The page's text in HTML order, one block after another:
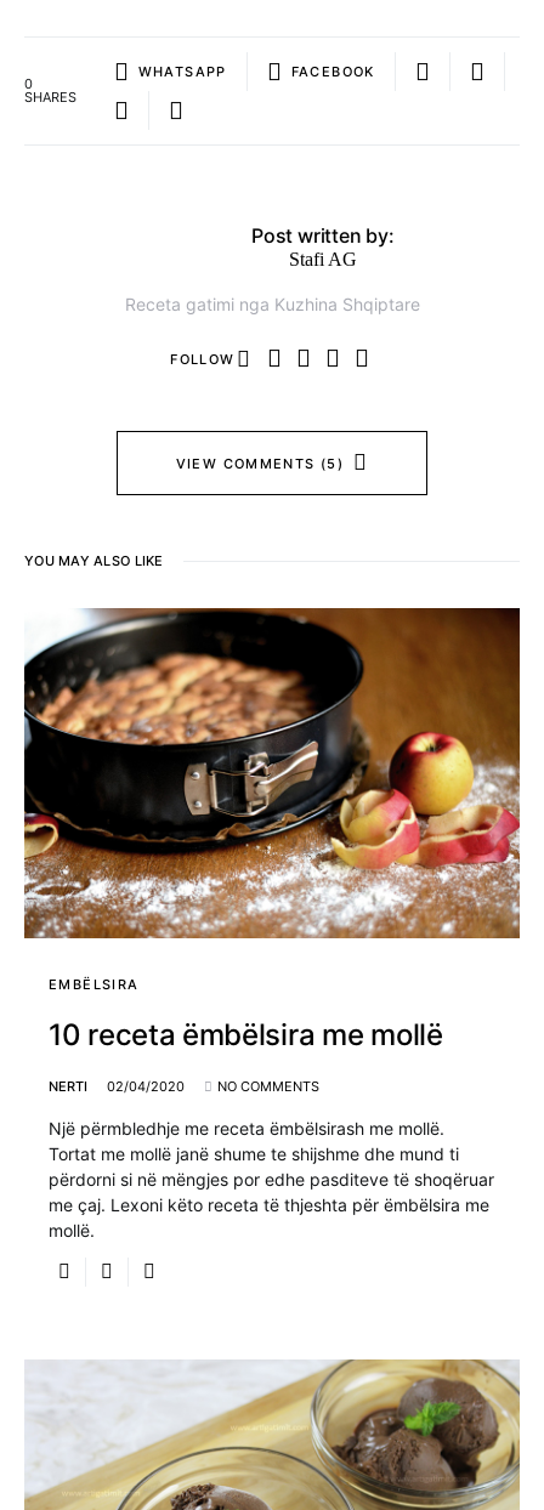
0
SHARES
WHATSAPP FACEBOOK
Post written by:
Stafi AG
Receta gatimi nga Kuzhina Shqiptare
FOLLOW
VIEW COMMENTS (5)
YOU MAY ALSO LIKE
EMBËLSIRA
10 receta ëmbëlsira me mollë
NERTI 02/04/2020 NO COMMENTS
Një përmbledhje me receta ëmbëlsirash me mollë.
Tortat me mollë janë shume te shijshme dhe mund ti
përdorni si në mëngjes por edhe pasditeve të shoqëruar
me çaj. Lexoni këto receta të thjeshta për ëmbëlsira me
mollë.